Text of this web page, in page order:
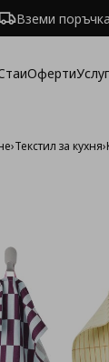
Вземи
Оферти
›Текстил за кухня›